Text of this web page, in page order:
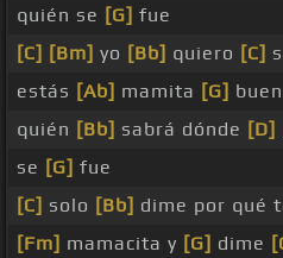
quién se [G] fue
[C] [Bm] yo [Bb] quiero [C]
estás [Ab] mamita [G]
quién [Bb] sabrá dónde [D]
se [G] fue
[C] solo [Bb] dime por qué
[Fm] mamacita y [G] dime